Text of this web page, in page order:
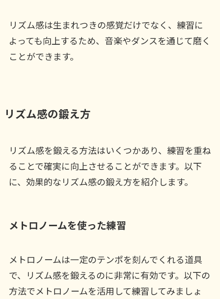
リズム感は生まれつきの感覚だけでなく、練習に
よっても向上するため、音楽やダンスを通じて磨く
ことができます。
リズム感の鍛え方
リズム感を鍛える方法はいくつかあり、練習を重ね
ることで確実に向上させることができます。以下
に、効果的なリズム感の鍛え方を紹介します。
メトロノームを使った練習
メトロノームは一定のテンポを刻んでくれる道具
で、リズム感を鍛えるのに非常に有効です。以下の
方法でメトロノームを活用して練習してみましょ